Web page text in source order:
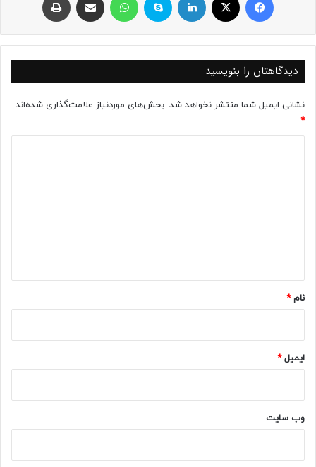
دیدگاهتان را بنویسید
نشانی ایمیل شما منتشر نخواهد شد. بخش‌های موردنیاز علامت‌گذاری شده‌اند
*
نام*
ایمیل*
وب‌ سایت